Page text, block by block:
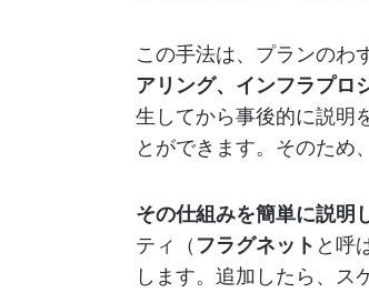
この手法は、プランのわ
アリング、インフラプロ
生してから事後的に説明
とができます。そのため
その仕組みを簡単に説明
ティ（ フラグネット と呼
します。追加したら、ス